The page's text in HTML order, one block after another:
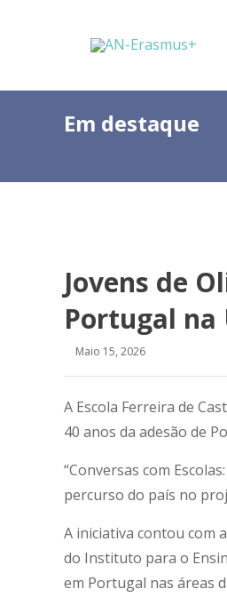
Em destaque
Jovens de
Portugal na
Maio 15, 2026
A Escola Ferreira de
40 anos da adesão de
“Conversas com
percurso do país no
A iniciativa contou com
do Instituto para o
em Portugal nas áreas